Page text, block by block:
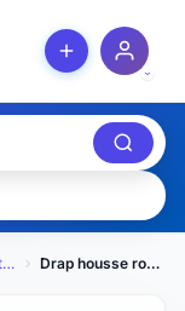
Textiles Drap housse rose 90 x 190 cm - 100% coton